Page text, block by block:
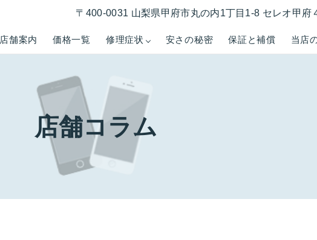
店舗案内 価格一覧 修理症状 安さの秘密 保証と補償 当店
〒400-0031 山梨県甲府市丸の内1丁目1-8 セレオ甲府
店舗コラム